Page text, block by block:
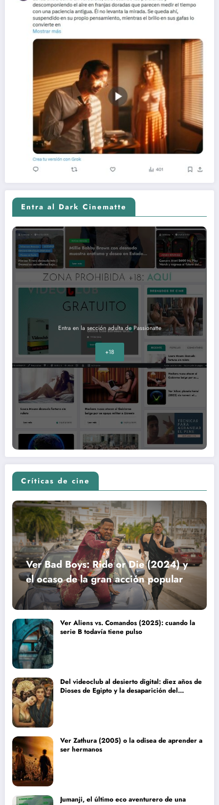
Entra al Dark Cinematte
Entra en la sección adulta de Passionatte
+18
Críticas de cine
Ver Bad Boys: Ride or Die (2024) y
el ocaso de la gran acción popular
Ver Aliens vs. Comandos (2025): cuando la
serie B todavía tiene pulso
Del videoclub al desierto digital: diez años de
Dioses de Egipto y la desaparición del
Ver Zathura (2005) o la odisea de aprender a
ser hermanos
Jumanji, el último eco aventurero de una